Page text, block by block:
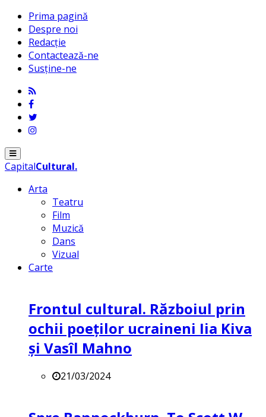
Prima pagină
Despre noi
Redacție
Contactează-ne
Susține-ne
Menu
CapitalCultural.
Arta
Teatru
Film
Muzică
Dans
Vizual
Carte
Frontul cultural. Războiul prin
ochii poeților ucraineni Iia Kiva
și Vasîl Mahno
21/03/2024